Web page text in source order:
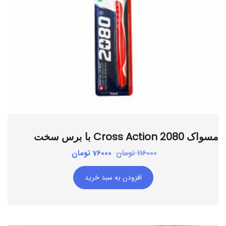
مسواک 2080 Cross Action با برس سخت
116000 تومان قیمت
اصلی:
116000 تومان
بود.
76000 تومان
افزودن به سبد خرید